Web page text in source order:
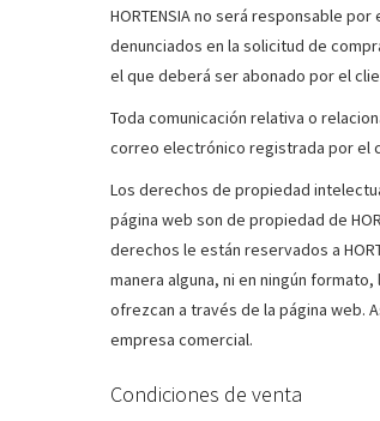
HORTENSIA no será responsable
denunciados en la solicitud de
el que deberá ser abonado por el
Toda comunicación relativa o
correo electrónico registrada por el
Los derechos de propiedad
página web son de propiedad de
derechos le están reservados a
manera alguna, ni en ningún
ofrezcan a través de la página web.
empresa comercial.
Condiciones de venta